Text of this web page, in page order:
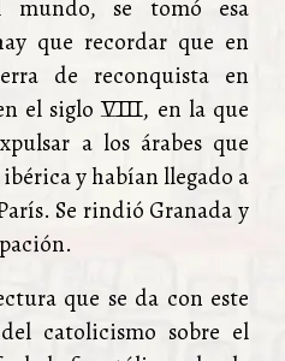
mundo, se tomó esa
que recordar que en
de reconquista en
el siglo VIII, en la que
a los árabes que
y habían llegado a
Se rindió Granada y
que se da con este
catolicismo sobre el